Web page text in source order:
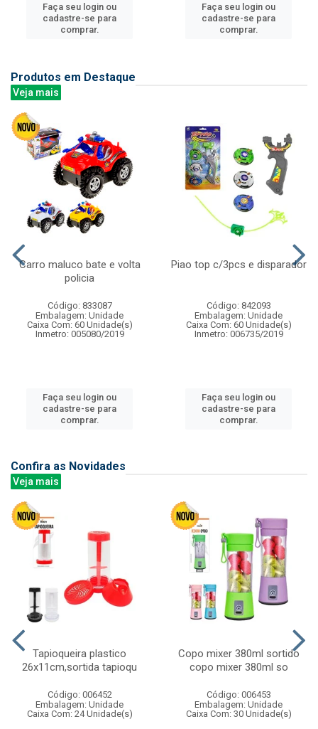
Faça seu login ou
cadastre-se para
comprar.
Faça seu login ou
cadastre-se para
comprar.
Produtos em Destaque
Veja mais
Carro maluco bate e volta
policia
Código: 833087
Embalagem: Unidade
Caixa Com: 60 Unidade(s)
Inmetro: 005080/2019
Faça seu login ou
cadastre-se para
comprar.
Piao top c/3pcs e disparador
Código: 842093
Embalagem: Unidade
Caixa Com: 60 Unidade(s)
Inmetro: 006735/2019
Faça seu login ou
cadastre-se para
comprar.
Confira as Novidades
Veja mais
Tapioqueira plastico
26x11cm,sortida tapioqu
Código: 006452
Embalagem: Unidade
Caixa Com: 24 Unidade(s)
Copo mixer 380ml sortido
copo mixer 380ml so
Código: 006453
Embalagem: Unidade
Caixa Com: 30 Unidade(s)